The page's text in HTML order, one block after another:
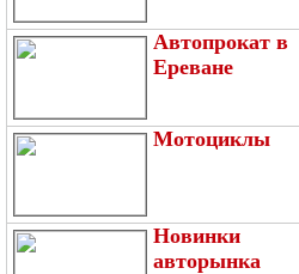
Автопрокат в
Ереване
Мотоциклы
Новинки
авторынка